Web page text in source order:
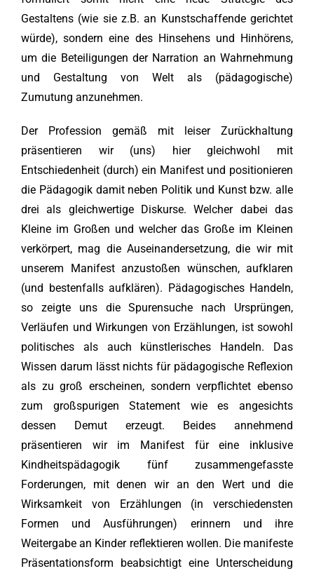
Gestaltens (wie sie z.B. an Kunstschaffende gerichtet
würde), sondern eine des Hinsehens und Hinhörens,
um die Beteiligungen der Narration an Wahrnehmung
und Gestaltung von Welt als (pädagogische)
Zumutung anzunehmen.
Der Profession gemäß mit leiser Zurückhaltung
präsentieren wir (uns) hier gleichwohl mit
Entschiedenheit (durch) ein Manifest und positionieren
die Pädagogik damit neben Politik und Kunst bzw. alle
drei als gleichwertige Diskurse. Welcher dabei das
Kleine im Großen und welcher das Große im Kleinen
verkörpert, mag die Auseinandersetzung, die wir mit
unserem Manifest anzustoßen wünschen, aufklaren
(und bestenfalls aufklären). Pädagogisches Handeln,
so zeigte uns die Spurensuche nach Ursprüngen,
Verläufen und Wirkungen von Erzählungen, ist sowohl
politisches als auch künstlerisches Handeln. Das
Wissen darum lässt nichts für pädagogische Reflexion
als zu groß erscheinen, sondern verpflichtet ebenso
zum großspurigen Statement wie es angesichts
dessen Demut erzeugt. Beides annehmend
präsentieren wir im Manifest für eine inklusive
Kindheitspädagogik fünf zusammengefasste
Forderungen, mit denen wir an den Wert und die
Wirksamkeit von Erzählungen (in verschiedensten
Formen und Ausführungen) erinnern und ihre
Weitergabe an Kinder reflektieren wollen. Die manifeste
Präsentationsform beabsichtigt eine Unterscheidung